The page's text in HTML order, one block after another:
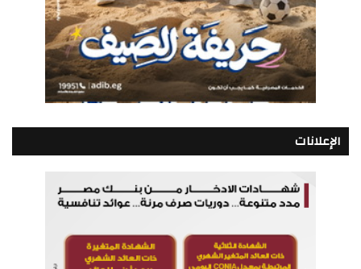
الإعلانات